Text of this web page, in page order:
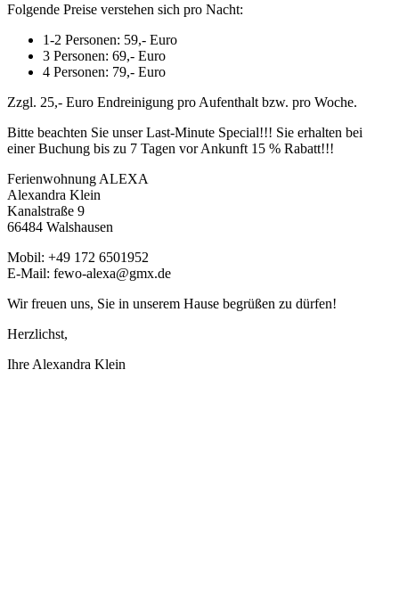
Folgende Preise verstehen sich pro Nacht:
1-2 Personen: 59,- Euro
3 Personen: 69,- Euro
4 Personen: 79,- Euro
Zzgl. 25,- Euro Endreinigung pro Aufenthalt bzw. pro Woche.
Bitte beachten Sie unser Last-Minute Special!!! Sie erhalten bei
einer Buchung bis zu 7 Tagen vor Ankunft 15 % Rabatt!!!
Ferienwohnung ALEXA
Alexandra Klein
Kanalstraße 9
66484 Walshausen
Mobil: +49 172 6501952
E-Mail: fewo-alexa@gmx.de
Wir freuen uns, Sie in unserem Hause begrüßen zu dürfen!
Herzlichst,
Ihre Alexandra Klein